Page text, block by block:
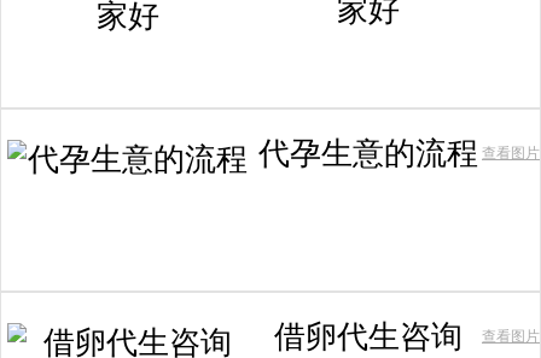
家好
代孕生意的流程 查看图片
借卵代生咨询
查看图片